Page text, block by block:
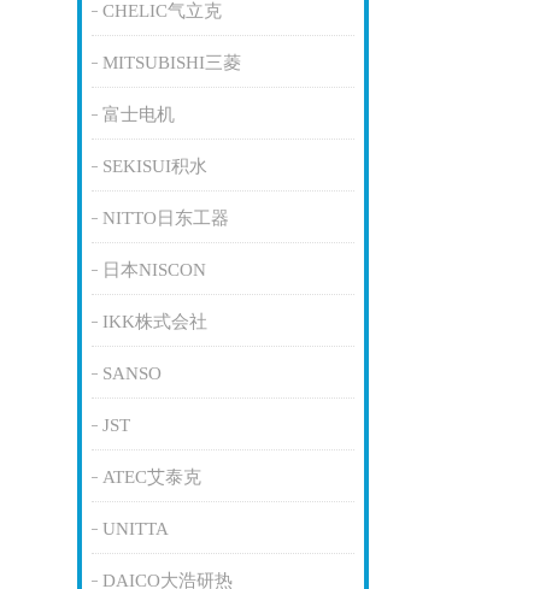
CHELIC气立克
MITSUBISHI三菱
富士电机
SEKISUI积水
NITTO日东工器
日本NISCON
IKK株式会社
SANSO
JST
ATEC艾泰克
UNITTA
DAICO大浩研热